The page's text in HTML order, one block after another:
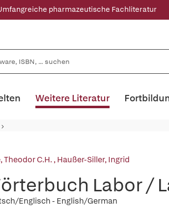
pharmazeutische Fachliteratur
Weitere Literatur
Theodor C.H.,Haußer-Siller, Ingrid
Labor /
Englisch - English/German